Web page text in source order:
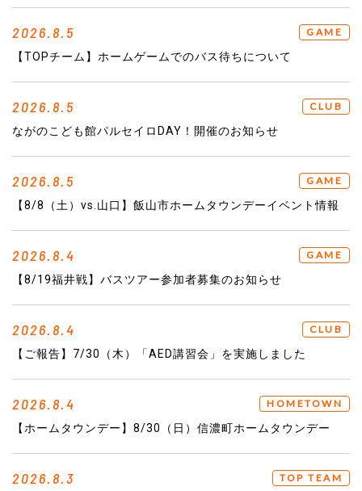
2026.8.5 GAME
【TOPチーム】ホームゲームでのバス待ちについて
2026.8.5 CLUB
ながのこども館パルセイロDAY！開催のお知らせ
2026.8.5 GAME
【8/8（土）vs.山口】飯山市ホームタウンデーイベント情報
2026.8.4 GAME
【8/19福井戦】バスツアー参加者募集のお知らせ
2026.8.4 CLUB
【ご報告】7/30（木）「AED講習会」を実施しました
2026.8.4 HOMETOWN
【ホームタウンデー】8/30（日）信濃町ホームタウンデー
2026.8.3 TOP TEAM